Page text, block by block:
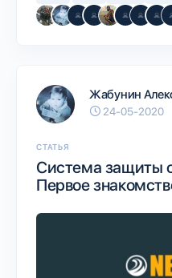
Жабунин
24-05-2020
СТАТЬЯ
Система защиты
Первое